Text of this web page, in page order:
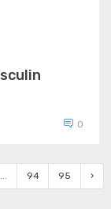
0
... 94 95 ›